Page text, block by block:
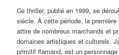
Ce thriller, publié en 1999, se
siècle. À cette période, la première
attire de nombreux marchands et
domaines artistiques et culturels.
primitif flamand, est un